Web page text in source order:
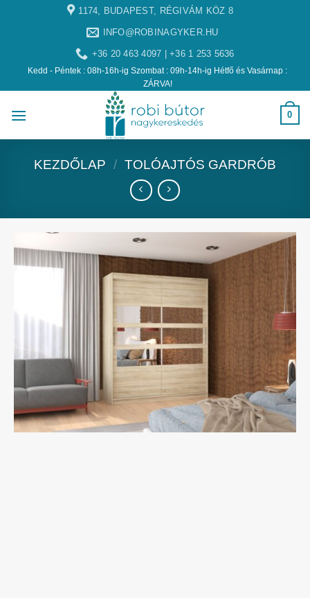
1174, BUDAPEST, RÉGIVÁM KÖZ 8
INFO@ROBINAGYKER.HU
+36 20 463 4097 | +36 1 253 5636
Kedd - Péntek : 08h-16h-ig Szombat : 09h-14h-ig Hétfő és Vasárnap :
ZÁRVA!
0
KEZDŐLAP / TOLÓAJTÓS GARDRÓB